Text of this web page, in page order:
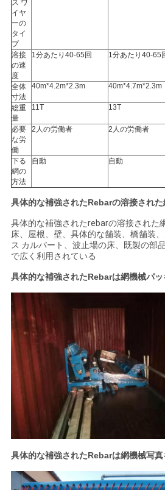
ス ワ
イヤ
ーの
タイ
プ
溶接
の速
度
1分あたり40-65回 1分あたり40-65
全体
寸法
40m*4.2m*2.3m 40m*4.7m*2.3m
総重
量
11T 13T
必要
な労
働
2人の労働者 2人の労働者
下る
網の
方法
自動 自動
具体的な補強されたRebarの溶接され
具体的な補強されたrebarの溶接された
床、屋根、壁、具体的な舗装、橋舗装
ス カルバート、波止場の床、既製の部
で広く利用されている
具体的な補強されたRebarは網機械パ
具体的な補強されたRebarは網機械写